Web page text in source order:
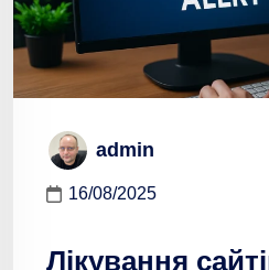
admin
16/08/2025
Лікування